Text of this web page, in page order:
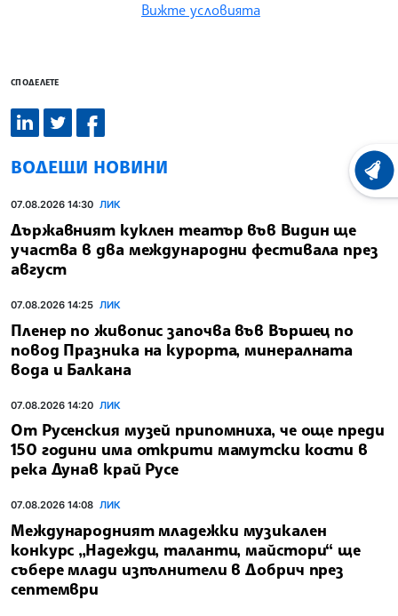
Вижте условията
СПОДЕЛЕТЕ
ВОДЕЩИ НОВИНИ
07.08.2026 14:30 ЛИК
Държавният куклен театър във Видин ще
участва в два международни фестивала през
август
07.08.2026 14:25 ЛИК
Пленер по живопис започва във Вършец по
повод Празника на курорта, минералната
вода и Балкана
07.08.2026 14:20 ЛИК
От Русенския музей припомниха, че още преди
150 години има открити мамутски кости в
река Дунав край Русе
07.08.2026 14:08 ЛИК
Международният младежки музикален
конкурс „Надежди, таланти, майстори“ ще
събере млади изпълнители в Добрич през
септември